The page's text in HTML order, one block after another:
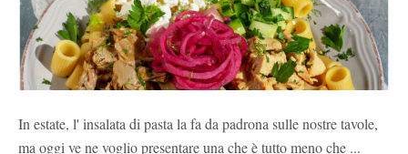
In estate, l' insalata di pasta la fa da padrona sulle nostre tavole,
ma oggi ve ne voglio presentare una che è tutto meno che ...